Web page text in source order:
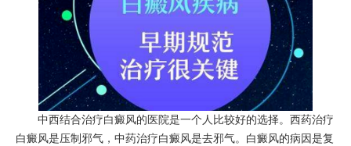
中西结合治疗白癜风的医院是一个人比较好的选择。西药治疗
白癜风是压制邪气，中药治疗白癜风是去邪气。白癜风的病因是复